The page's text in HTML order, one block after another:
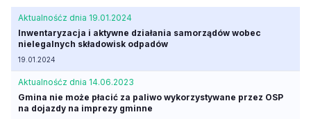
Aktualnośćz dnia 19.01.2024
Inwentaryzacja i aktywne działania samorządów wobec
nielegalnych składowisk odpadów
19.01.2024
Aktualnośćz dnia 14.06.2023
Gmina nie może płacić za paliwo wykorzystywane przez OSP
na dojazdy na imprezy gminne